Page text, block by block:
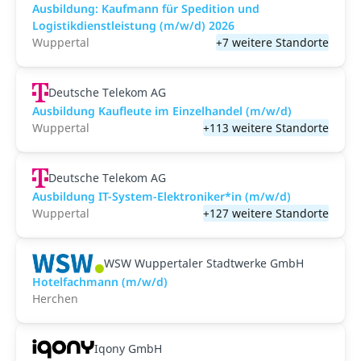
Ausbildung: Kaufmann für Spedition und
Logistikdienstleistung (m/w/d) 2026
Wuppertal
+7 weitere Standorte
Deutsche Telekom AG
Ausbildung Kaufleute im Einzelhandel (m/w/d)
Wuppertal
+113 weitere Standorte
Deutsche Telekom AG
Ausbildung IT-System-Elektroniker*in (m/w/d)
Wuppertal
+127 weitere Standorte
WSW Wuppertaler Stadtwerke GmbH
Hotelfachmann (m/w/d)
Herchen
Iqony GmbH